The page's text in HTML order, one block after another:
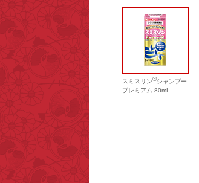
スミスリン®シャンプー
プレミアム 80mL